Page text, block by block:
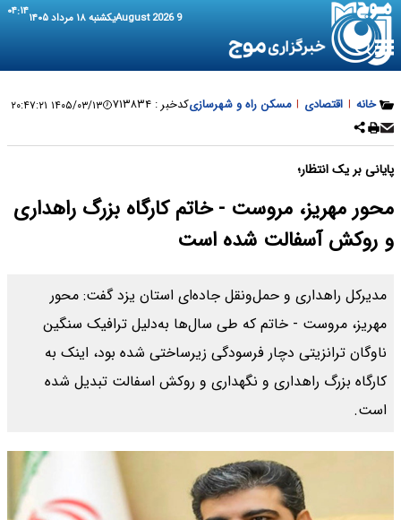
9 August 2026 یکشنبه ۱۸ مرداد ۱۴۰۵ ۰۴:۱۴
خانه | اقتصادی | مسکن راه و شهرسازیکدخبر : ۷۱۳۸۳۴ ۱۴۰۵/۰۳/۱۳ ۲۰:۴۷:۲۱
پایانی بر یک انتظار؛
محور مهریز، مروست - خاتم کارگاه بزرگ راهداری
و روکش آسفالت شده است
مدیرکل راهداری و حمل‌ونقل جاده‌ای استان یزد گفت: محور
مهریز، مروست - خاتم که طی سال‌ها به‌دلیل ترافیک سنگین
ناوگان ترانزیتی دچار فرسودگی زیرساختی شده بود، اینک به
کارگاه بزرگ راهداری و نگهداری و روکش اسفالت تبدیل شده
است.